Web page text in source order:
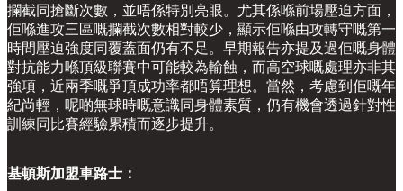
攔截同搶斷次數，並唔係特別亮眼。尤其係喺前場壓迫方面，
佢喺進攻三區嘅攔截次數相對較少，顯示佢喺由攻轉守嘅第一
時間壓迫強度同覆蓋面仍有不足。早期報告亦提及過佢嘅身體
對抗能力喺頂級聯賽中可能較為輸蝕，而高空球嘅處理亦非其
強項，近兩季嘅爭頂成功率都唔算理想。當然，考慮到佢嘅年
紀尚輕，呢啲無球時嘅意識同身體素質，仍有機會透過針對性
訓練同比賽經驗累積而逐步提升。
基頓斯加盟車路士：